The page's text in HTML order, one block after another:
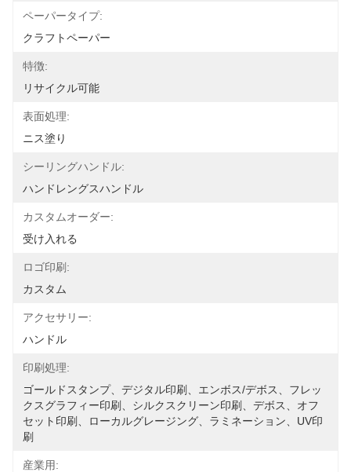
ペーパータイプ:
クラフトペーパー
特徴:
リサイクル可能
表面処理:
ニス塗り
シーリングハンドル:
ハンドレングスハンドル
カスタムオーダー:
受け入れる
ロゴ印刷:
カスタム
アクセサリー:
ハンドル
印刷処理:
ゴールドスタンプ、デジタル印刷、エンボス/デボス、フレッ
クスグラフィー印刷、シルクスクリーン印刷、デボス、オフ
セット印刷、ローカルグレージング、ラミネーション、UV印
刷
産業用: